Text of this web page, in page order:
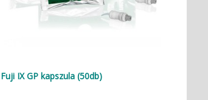
Fuji IX GP kapszula (50db)